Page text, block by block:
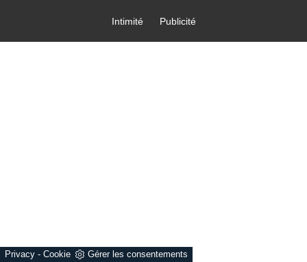
Privacy - Cookie Gérer les consentements
Intimité Publicité